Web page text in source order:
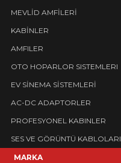
MEVLİD AMFİLERİ
KABİNLER
AMFILER
OTO HOPARLOR SISTEMLERI
EV SİNEMA SİSTEMLERİ
AC-DC ADAPTORLER
PROFESYONEL KABINLER
SES VE GÖRÜNTÜ KABLOLARI
MARKA